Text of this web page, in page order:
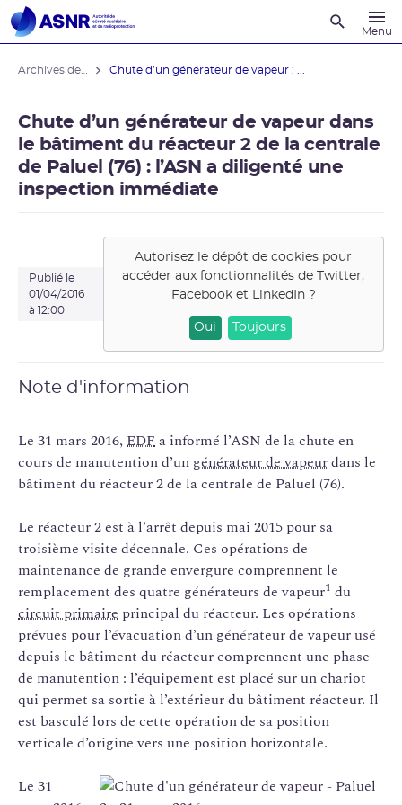
Menu
Chute d’un générateur de vapeur : ...
Chute d’un générateur de vapeur dans
le bâtiment du réacteur 2 de la centrale
de Paluel (76) : l’ASN a diligenté une
inspection immédiate
Publié le
01/04/2016
à 12:00
Autorisez le dépôt de cookies pour
accéder aux fonctionnalités deTwitter,
Facebook et LinkedIn?
Oui Toujours
Note d'information
Le 31 mars 2016, EDFa informé l’ASN de la chute en
cours de manutention d’un générateur de vapeurdans le
bâtiment du réacteur 2 de la centrale de Paluel (76).
Le réacteur 2 est à l’arrêt depuis mai 2015 pour sa
troisième visite décennale. Ces opérations de
maintenance de grande envergure comprennent le
remplacement des quatre générateurs de vapeur1 du
circuit primaire principal du réacteur. Les opérations
prévues pour l’évacuation d’un générateur de vapeur usé
depuis le bâtiment du réacteur comprennent une phase
de manutention : l’équipement est placé sur un chariot
qui permet sa sortie à l’extérieur du bâtiment réacteur. Il
est basculé lors de cette opération de sa position
verticale d’origine vers une position horizontale.
Le 31